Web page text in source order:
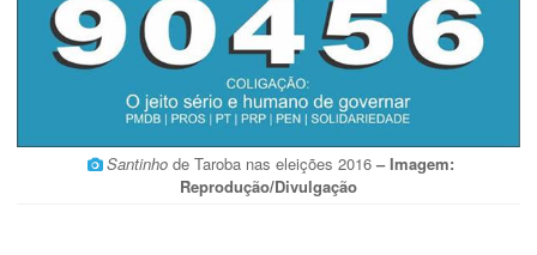
Santinhode Taroba nas eleições 2016 – Imagem:
Reprodução/Divulgação